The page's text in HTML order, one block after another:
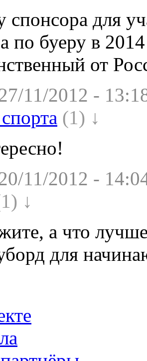
для
по буеру в
от
11/2012 -
(1) ↓
11/2012 -
↓
а что
для